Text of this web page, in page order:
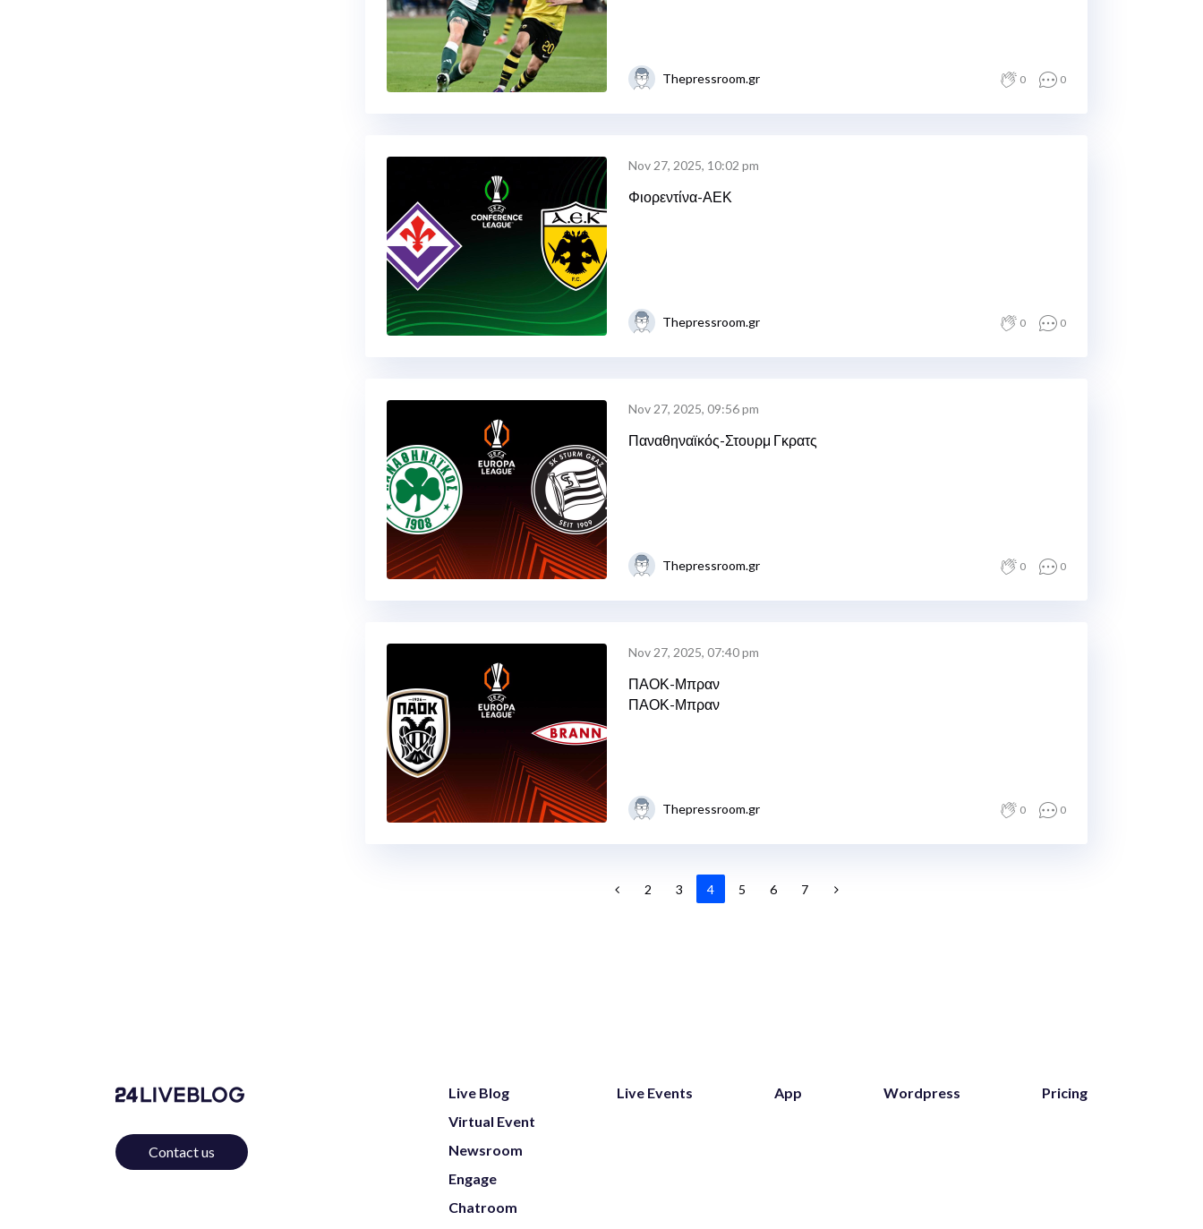
Thepressroom.gr 0 0
Nov 27, 2025, 10:02 pm
Φιορεντίνα-ΑΕΚ
Thepressroom.gr 0 0
Nov 27, 2025, 09:56 pm
Παναθηναϊκός-Στουρμ Γκρατς
Thepressroom.gr 0 0
Nov 27, 2025, 07:40 pm
ΠΑΟΚ-Μπραν
ΠΑΟΚ-Μπραν
Thepressroom.gr 0 0
2 3 4 5 6 7
Contact us
Live Blog
Virtual Event
Newsroom
Engage
Chatroom
Live Events App Wordpress Pricing